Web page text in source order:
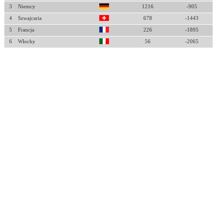
3 Niemcy 1216 -905
4 Szwajcaria 678 -1443
5 Francja 226 -1895
6 Włochy 56 -2065